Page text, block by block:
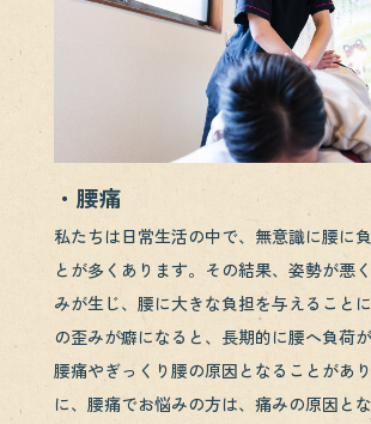
・腰痛
私たちは日常生活の中で、無意識に腰に
とが多くあります。その結果、姿勢が悪
みが生じ、腰に大きな負担を与えること
の歪みが癖になると、長期的に腰へ負荷が
腰痛やぎっくり腰の原因となることがあ
に、腰痛でお悩みの方は、痛みの原因と